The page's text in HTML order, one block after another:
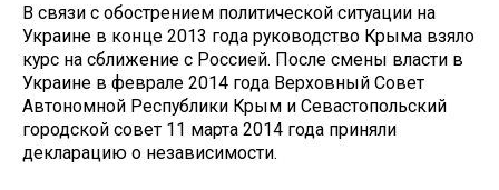
В связи с обострением политической ситуации на
Украине в конце 2013 года руководство Крыма взяло
курс на сближение с Россией. После смены власти в
Украине в феврале 2014 года Верховный Совет
Автономной Республики Крым и Севастопольский
городской совет 11 марта 2014 года приняли
декларацию о независимости.